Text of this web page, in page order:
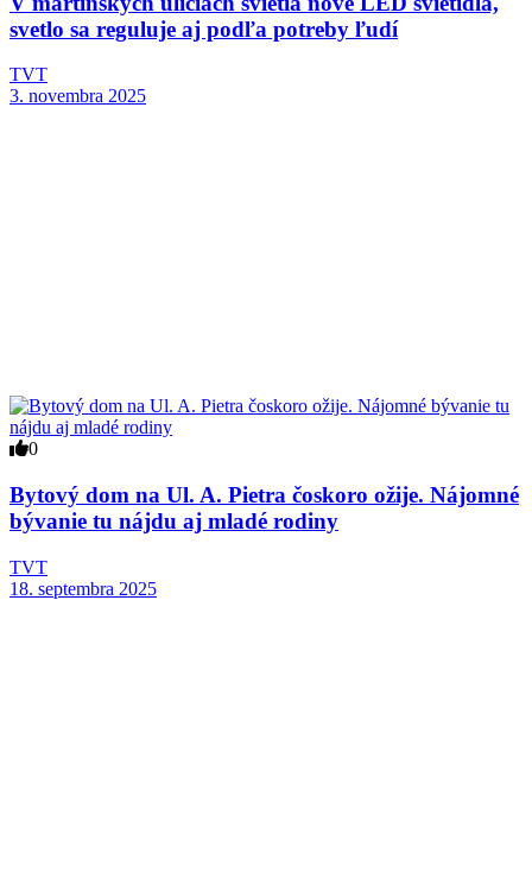
svetlo sa reguluje aj podľa potreby ľudí
TVT
3. novembra 2025
0
Bytový dom na Ul. A. Pietra čoskoro ožije. Nájomné
bývanie tu nájdu aj mladé rodiny
TVT
18. septembra 2025